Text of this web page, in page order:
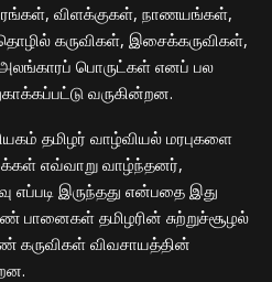
விளக்குகள், நாணயங்கள்,
கருவிகள், இசைக்கருவிகள்,
பொருட்கள் எனப் பல
வருகின்றன.
தமிழர் வாழ்வியல் மரபுகளை
மக்கள் எவ்வாறு வாழ்ந்தனர்,
எப்படி இருந்தது என்பதை இது
பானைகள் தமிழரின் சுற்றுச்சூழல்
கருவிகள் விவசாயத்தின்